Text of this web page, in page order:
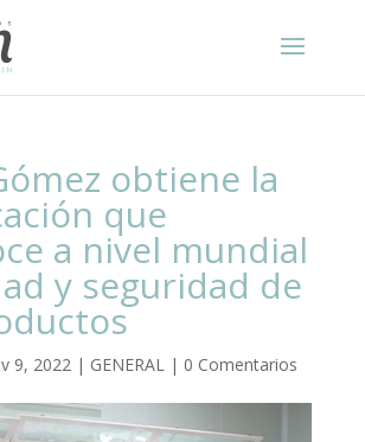
obtiene la
que
a nivel mundial
y seguridad de
9, 2022| GENERAL| 0 Comentarios